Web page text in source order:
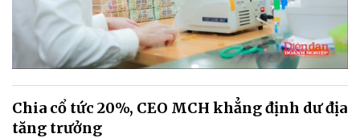
Chia cổ tức 20%, CEO MCH khẳng định dư địa
tăng trưởng